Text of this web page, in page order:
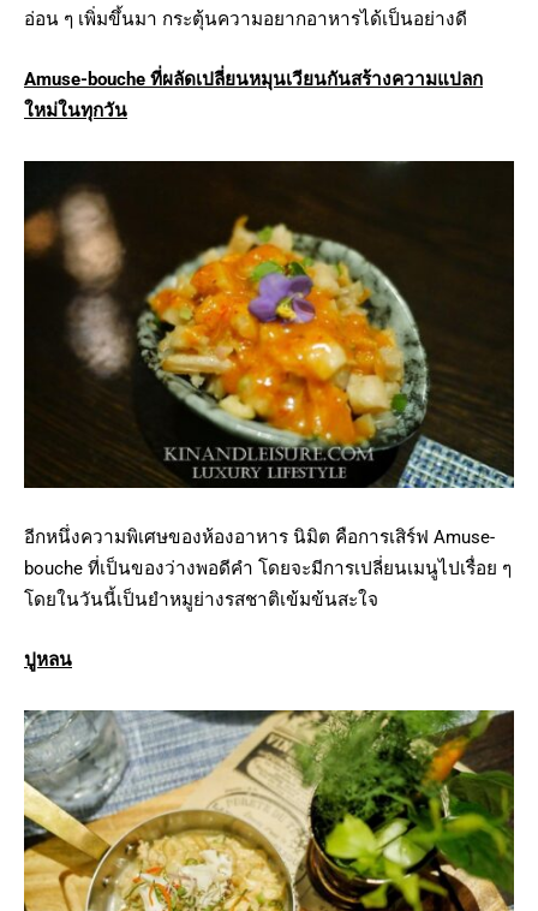
อ่อน ๆ เพิ่มขึ้นมา กระตุ้นความอยากอาหารได้เป็นอย่างดี
Amuse-bouche ที่ผลัดเปลี่ยนหมุนเวียนกันสร้างความแปลก
ใหม่ในทุกวัน
อีกหนึ่งความพิเศษของห้องอาหาร นิมิต คือการเสิร์ฟ Amuse-
bouche ที่เป็นของว่างพอดีคำ โดยจะมีการเปลี่ยนเมนูไปเรื่อย ๆ
โดยในวันนี้เป็นยำหมูย่างรสชาติเข้มข้นสะใจ
ปูหลน